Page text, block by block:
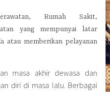
Rumah Sakit,
yang mempunyai latar
atau memberikan pelayanan
masa akhir dewasa dan
diri di masa lalu. Berbagai